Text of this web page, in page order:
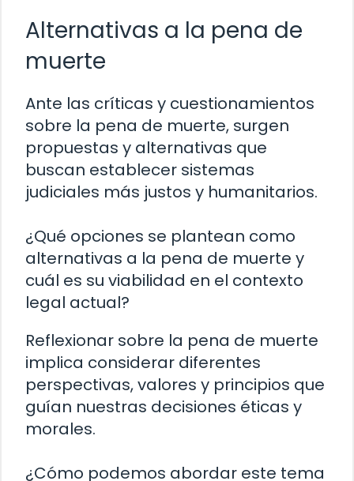
Alternativas a la pena de
muerte
Ante las críticas y cuestionamientos
sobre la pena de muerte, surgen
propuestas y alternativas que
buscan establecer sistemas
judiciales más justos y humanitarios.
¿Qué opciones se plantean como
alternativas a la pena de muerte y
cuál es su viabilidad en el contexto
legal actual?
Reflexionar sobre la pena de muerte
implica considerar diferentes
perspectivas, valores y principios que
guían nuestras decisiones éticas y
morales.
¿Cómo podemos abordar este tema